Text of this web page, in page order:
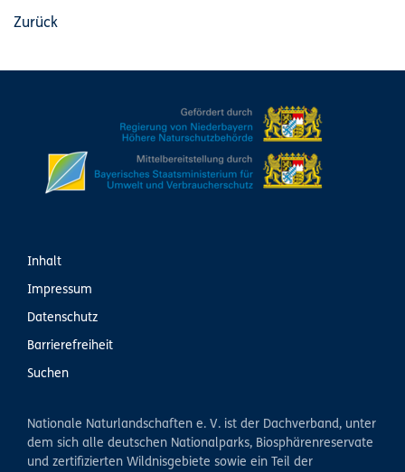
Zurück
Inhalt
Impressum
Datenschutz
Barrierefreiheit
Suchen
Nationale Naturlandschaften e. V. ist der Dachverband, unter
dem sich alle deutschen Nationalparks, Biosphärenreservate
und zertifizierten Wildnisgebiete sowie ein Teil der